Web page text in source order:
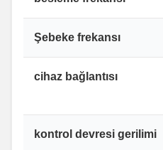
Şebeke frekansı
cihaz bağlantısı
kontrol devresi gerilimi